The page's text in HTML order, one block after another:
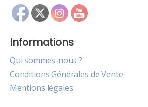
Informations
Qui sommes-nous ?
Conditions Générales de Vente
Mentions légales